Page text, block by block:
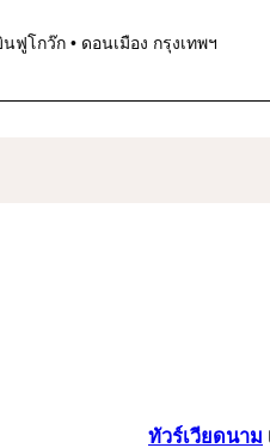
ฟูโกว๊ก • ดอนเมือง กรุงเทพฯ
ทัวร์เวียดนาม